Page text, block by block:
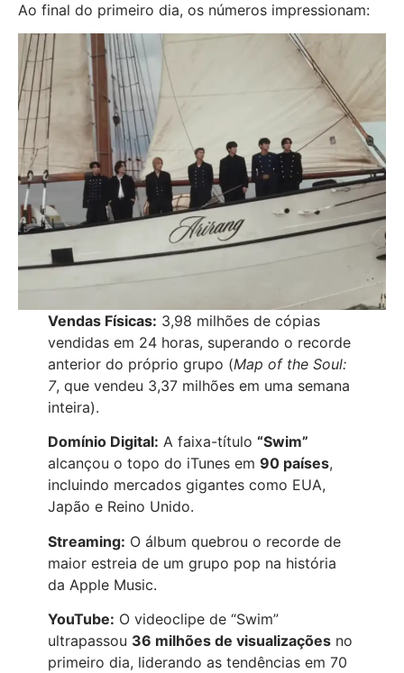
Ao final do primeiro dia, os números impressionam:
Vendas Físicas: 3,98 milhões de cópias
vendidas em 24 horas, superando o recorde
anterior do próprio grupo (Map of the Soul:
7, que vendeu 3,37 milhões em uma semana
inteira).
Domínio Digital: A faixa-título “Swim”
alcançou o topo do iTunes em 90 países,
incluindo mercados gigantes como EUA,
Japão e Reino Unido.
Streaming: O álbum quebrou o recorde de
maior estreia de um grupo pop na história
da Apple Music.
YouTube: O videoclipe de “Swim”
ultrapassou 36 milhões de visualizaçõesno
primeiro dia, liderando as tendências em 70